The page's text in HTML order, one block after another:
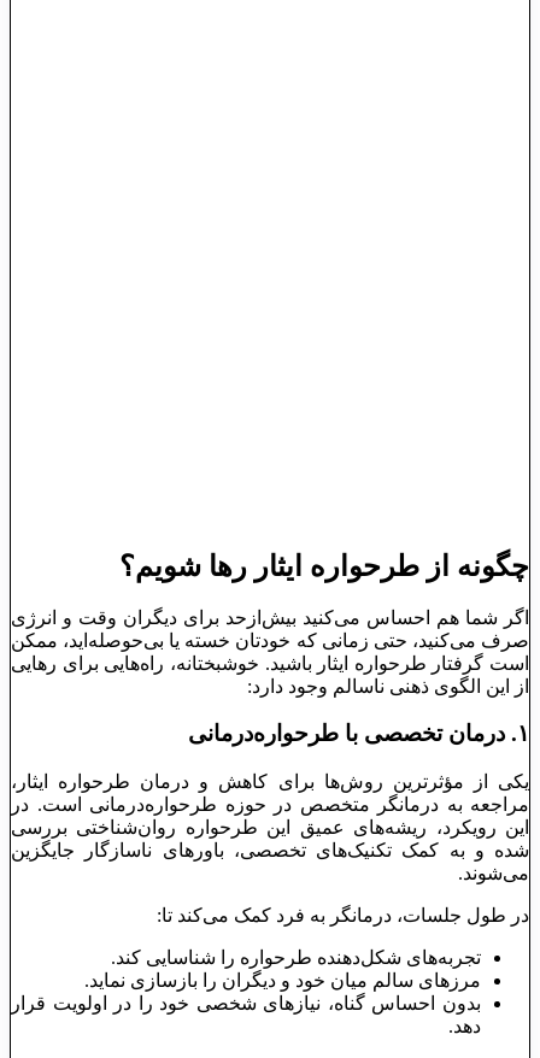
چگونه از طرحواره ایثار رها شویم؟
اگر شما هم احساس می‌کنید بیش‌ازحد برای دیگران وقت و انرژی
صرف می‌کنید، حتی زمانی که خودتان خسته یا بی‌حوصله‌اید، ممکن
است گرفتار طرحواره ایثار باشید. خوشبختانه، راه‌هایی برای رهایی
از این الگوی ذهنی ناسالم وجود دارد:
۱. درمان تخصصی با طرحواره‌درمانی
یکی از مؤثرترین روش‌ها برای کاهش و درمان طرحواره ایثار،
مراجعه به درمانگر متخصص در حوزه طرحواره‌درمانی است. در
این رویکرد، ریشه‌های عمیق این طرحواره روان‌شناختی بررسی
شده و به کمک تکنیک‌های تخصصی، باورهای ناسازگار جایگزین
می‌شوند.
در طول جلسات، درمانگر به فرد کمک می‌کند تا:
تجربه‌های شکل‌دهنده طرحواره را شناسایی کند.
مرزهای سالم میان خود و دیگران را بازسازی نماید.
بدون احساس گناه، نیازهای شخصی خود را در اولویت قرار
دهد.